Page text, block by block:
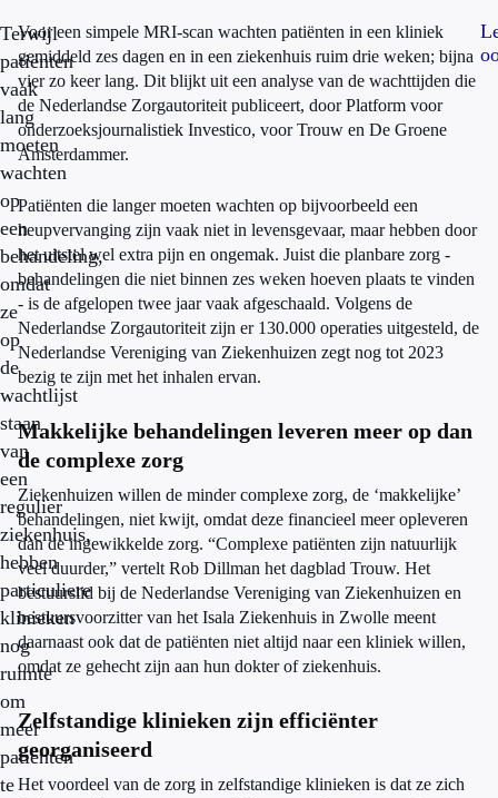
Terwijl
patiënten
vaak
lang
moeten
wachten
op
een
behandeling,
omdat
ze
op
de
wachtlijst
staan
van
een
regulier
ziekenhuis,
hebben
particuliere
klinieken
nog
ruimte
om
meer
patiënten
te
Voor een simpele MRI-scan wachten patiënten in een kliniek
gemiddeld zes dagen en in een ziekenhuis ruim drie weken; bijna
vier zo keer lang. Dit blijkt uit een analyse van de wachttijden die
de Nederlandse Zorgautoriteit publiceert, door Platform voor
onderzoeksjournalistiek Investico, voor Trouw en De Groene
Amsterdammer.
Patiënten die langer moeten wachten op bijvoorbeeld een
heupvervanging zijn vaak niet in levensgevaar, maar hebben door
het uitstel wel extra pijn en ongemak. Juist die planbare zorg -
behandelingen die niet binnen zes weken hoeven plaats te vinden
- is de afgelopen twee jaar vaak afgeschaald. Volgens de
Nederlandse Zorgautoriteit zijn er 130.000 operaties uitgesteld, de
Nederlandse Vereniging van Ziekenhuizen zegt nog tot 2023
bezig te zijn met het inhalen ervan.
Makkelijke behandelingen leveren meer op dan
de complexe zorg
Ziekenhuizen willen de minder complexe zorg, de ‘makkelijke’
behandelingen, niet kwijt, omdat deze financieel meer opleveren
dan de ingewikkelde zorg. “Complexe patiënten zijn natuurlijk
veel duurder,” vertelt Rob Dillman het dagblad Trouw. Het
bestuurslid bij de Nederlandse Vereniging van Ziekenhuizen en
bestuursvoorzitter van het Isala Ziekenhuis in Zwolle meent
daarnaast ook dat de patiënten niet altijd naar een kliniek willen,
omdat ze gehecht zijn aan hun dokter of ziekenhuis.
Zelfstandige klinieken zijn efficiënter
georganiseerd
Het voordeel van de zorg in zelfstandige klinieken is dat ze zich